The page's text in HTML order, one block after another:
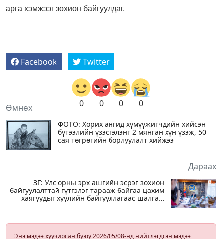
арга хэмжээг зохион байгуулдаг.
Facebook Twitter
0 0 0 0
Өмнөх
ФОТО: Хорих ангид хүмүүжигчдийн хийсэн
бүтээлийн үзэсгэлэнг 2 мянган хүн үзэж, 50
сая төгрөгийн борлуулалт хийжээ
Дараах
ЗГ: Улс орны эрх ашгийн эсрэг зохион
байгуулалттай гүтгэлэг тарааж байгаа цахим
хаягуудыг хуулийн байгууллагаас шалгаж
Энэ мэдээ хуучирсан буюу 2026/05/08-нд нийтлэгдсэн мэдээ